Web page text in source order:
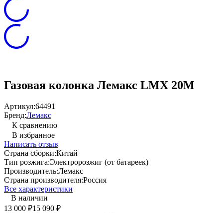
Газовая колонка Лемакс LMX 20М
Артикул:64491
Бренд:Лемакс
К сравнению
В избранное
Написать отзыв
Страна сборки:Китай
Тип розжига:Электророзжиг (от батареек)
Производитель:Лемакс
Страна производителя:Россия
Все характеристики
В наличии
13 000 ₽15 090 ₽